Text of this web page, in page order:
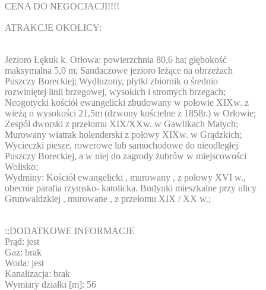
CENA DO NEGOCJACJI!!!!
ATRAKCJE OKOLICY:
Jezioro Łękuk k. Orłowa: powierzchnia 80,6 ha; głębokość
maksymalna 5,0 m; Sandaczowe jezioro leżące na obrzeżach
Puszczy Boreckiej; Wydłużony, płytki zbiornik o średnio
rozwiniętej linii brzegowej, wysokich i stromych brzegach;
Neogotycki kościół ewangelicki zbudowany w połowie XIXw. z
wieżą o wysokości 21,5m (dzwony kościelne z 1858r.) w Orłowie;
Zespół dworski z przełomu XIX/XXw. w Gawlikach Małych;
Murowany wiatrak holenderski z połowy XIXw. w Grądzkich;
Wycieczki piesze, rowerowe lub samochodowe do nieodległej
Puszczy Boreckiej, a w niej do zagrody żubrów w miejscowości
Wolisko;
Wydminy: Kościół ewangelicki , murowany , z połowy XVI w.,
obecnie parafia rzymsko- katolicka. Budynki mieszkalne przy ulicy
Grunwaldzkiej , murowane , z przełomu XIX / XX w.;
::DODATKOWE INFORMACJE
Prąd: jest
Gaz: brak
Woda: jest
Kanalizacja: brak
Wymiary działki [m]: 56